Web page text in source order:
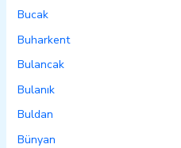
Bucak
Buharkent
Bulancak
Bulanık
Buldan
Bünyan